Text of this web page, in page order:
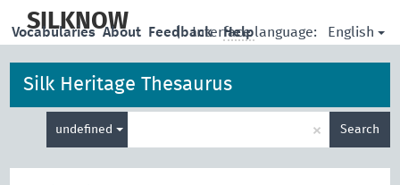
main
SILKNOW | Interface language: English
Vocabularies About Feedback Help
Silk Heritage Thesaurus
undefined × Search